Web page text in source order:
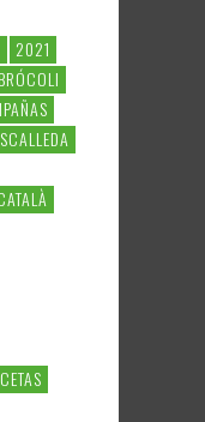
2021
BRÓCOLI